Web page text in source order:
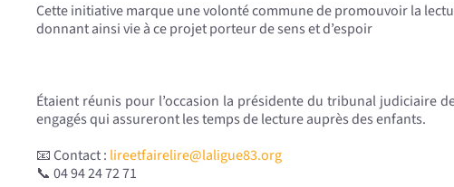
Cette initiative marque une volonté commune de promouvoir la
donnant ainsi vie à ce projet porteur de sens et d’espoir
Étaient réunis pour l’occasion la présidente du tribunal judiciaire
engagés qui assureront les temps de lecture auprès des enfants.
📧 Contact : lireetfairelire@laligue83.org
📞 04 94 24 72 71